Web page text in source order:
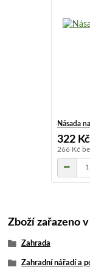
Násada
322 Kč
266 Kč
Zboží zařazeno
Zahrada
Zahradní nářadí a